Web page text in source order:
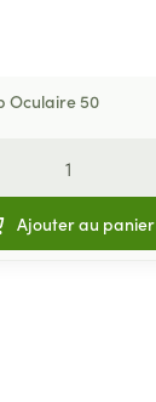
Oculaire 50
Ajouter au panier